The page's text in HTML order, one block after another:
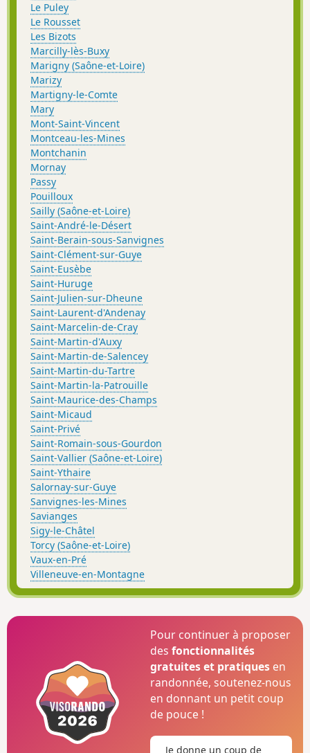
Le Puley
Le Rousset
Les Bizots
Marcilly-lès-Buxy
Marigny (Saône-et-Loire)
Marizy
Martigny-le-Comte
Mary
Mont-Saint-Vincent
Montceau-les-Mines
Montchanin
Mornay
Passy
Pouilloux
Sailly (Saône-et-Loire)
Saint-André-le-Désert
Saint-Berain-sous-Sanvignes
Saint-Clément-sur-Guye
Saint-Eusèbe
Saint-Huruge
Saint-Julien-sur-Dheune
Saint-Laurent-d'Andenay
Saint-Marcelin-de-Cray
Saint-Martin-d'Auxy
Saint-Martin-de-Salencey
Saint-Martin-du-Tartre
Saint-Martin-la-Patrouille
Saint-Maurice-des-Champs
Saint-Micaud
Saint-Privé
Saint-Romain-sous-Gourdon
Saint-Vallier (Saône-et-Loire)
Saint-Ythaire
Salornay-sur-Guye
Sanvignes-les-Mines
Savianges
Sigy-le-Châtel
Torcy (Saône-et-Loire)
Vaux-en-Pré
Villeneuve-en-Montagne
Pour continuer à proposer
desfonctionnalités
gratuites et pratiques en
randonnée, soutenez-nous
en donnant un petit coup
de pouce !
Je donne un coup de